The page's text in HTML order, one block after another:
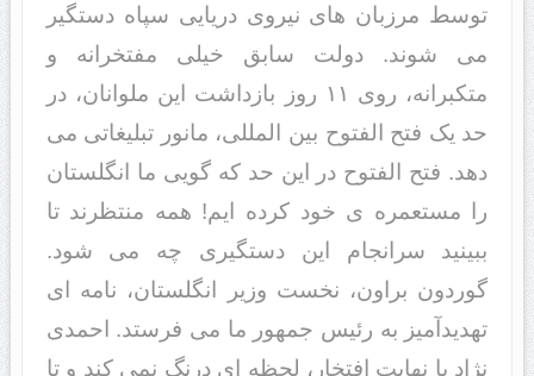
توسط مرزبان های نیروی دریایی سپاه دستگیر
می شوند. دولت سابق خیلی مفتخرانه و
متکبرانه، روی ۱۱ روز بازداشت این ملوانان، در
حد یک فتح الفتوح بین المللی، مانور تبلیغاتی می
دهد. فتح الفتوح در این حد که گویی ما انگلستان
را مستعمره ی خود کرده ایم! همه منتظرند تا
ببینید سرانجام این دستگیری چه می شود.
گوردون براون، نخست وزیر انگلستان، نامه ای
تهدیدآمیز به رئیس جمهور ما می فرستد. احمدی
نژاد با نهایت افتخار، لحظه ای درنگ نمی کند و تا